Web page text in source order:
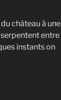
château à une
entre
instants on